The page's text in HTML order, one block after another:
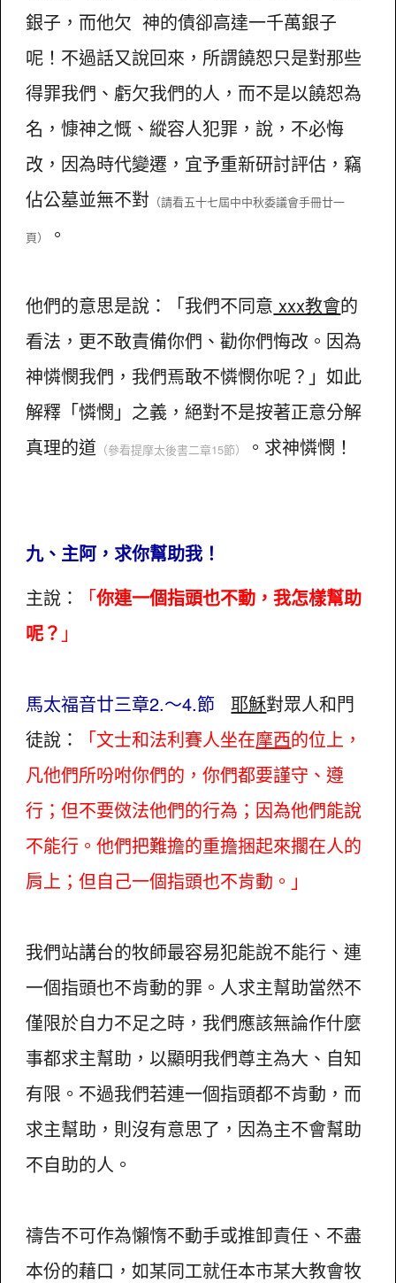
銀子，而他欠 神的債卻高達一千萬銀子
呢！不過話又說回來，所謂饒恕只是對那些
得罪我們、虧欠我們的人，而不是以饒恕為
名，慷神之慨、縱容人犯罪，說，不必悔
改，因為時代變遷，宜予重新研討評估，竊
佔公墓並無不對 （請看五十七屆中中秋委議會手冊廿一
頁） 。
他們的意思是說：「我們不同意 xxx教會的
看法，更不敢責備你們、勸你們悔改。因為
神憐憫我們，我們焉敢不憐憫你呢？」如此
解釋「憐憫」之義，絕對不是按著正意分解
真理的道 （參看提摩太後書二章15節） 。求神憐憫！
九、主阿，求你幫助我！
主說：
「你連一個指頭也不動，我怎樣幫助
呢？ 」
馬太福音廿三章2.～4.節 耶穌對眾人和門
徒說：
「文士和法利賽人坐在摩西的位上，
凡他們所吩咐你們的，你們都要謹守、遵
行；但不要傚法他們的行為；因為他們能說
不能行。他們把難擔的重擔捆起來擱在人的
肩上；但自己一個指頭也不肯動。」
我們站講台的牧師最容易犯能說不能行、連
一個指頭也不肯動的罪。人求主幫助當然不
僅限於自力不足之時，我們應該無論作什麼
事都求主幫助，以顯明我們尊主為大、自知
有限。不過我們若連一個指頭都不肯動，而
求主幫助，則沒有意思了，因為主不會幫助
不自助的人。
禱告不可作為懶惰不動手或推卸責任、不盡
本份的藉口，如某同工就任本市某大教會牧